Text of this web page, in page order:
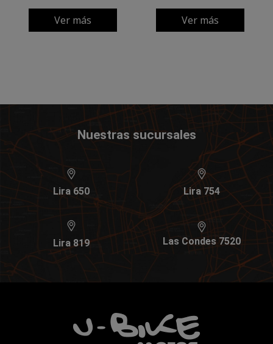
Ver más Ver más
Nuestras sucursales
Lira 650 Lira 754
Lira 819 Las Condes 7520